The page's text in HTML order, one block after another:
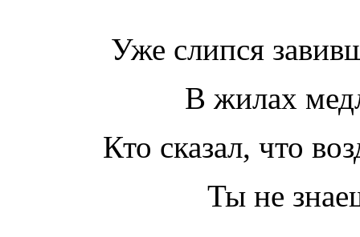
Уже слипся
В жилах
Кто сказал, что
Ты не